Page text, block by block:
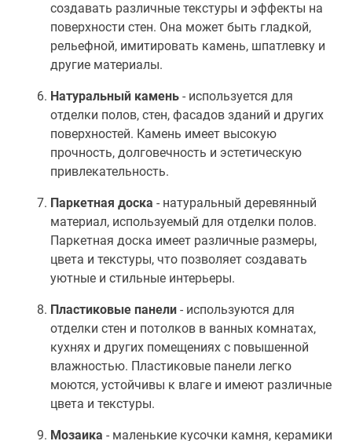
создавать различные текстуры и эффекты на
поверхности стен. Она может быть гладкой,
рельефной, имитировать камень, шпатлевку и
другие материалы.
Натуральный камень - используется для
отделки полов, стен, фасадов зданий и других
поверхностей. Камень имеет высокую
прочность, долговечность и эстетическую
привлекательность.
Паркетная доска - натуральный деревянный
материал, используемый для отделки полов.
Паркетная доска имеет различные размеры,
цвета и текстуры, что позволяет создавать
уютные и стильные интерьеры.
Пластиковые панели - используются для
отделки стен и потолков в ванных комнатах,
кухнях и других помещениях с повышенной
влажностью. Пластиковые панели легко
моются, устойчивы к влаге и имеют различные
цвета и текстуры.
Мозаика - маленькие кусочки камня, керамики